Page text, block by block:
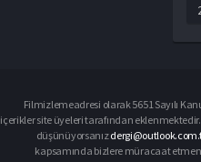
Filmizlemeadresi olarak 5651 Sayılı
içerikler site üyeleri tarafından
düşünüyorsanız
kapsamında bizlere müracaat